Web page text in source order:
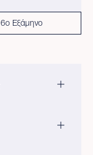
6ο Εξάμηνο